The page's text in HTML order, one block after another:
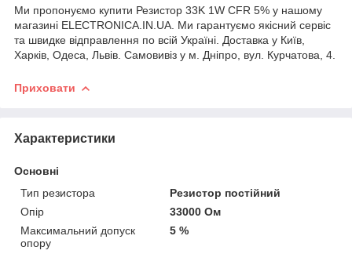
Ми пропонуємо купити Резистор 33K 1W CFR 5% у нашому
магазині ELECTRONICA.IN.UA. Ми гарантуємо якісний сервіс
та швидке відправлення по всій Україні. Доставка у Київ,
Харків, Одеса, Львів. Самовивіз у м. Дніпро, вул. Курчатова, 4.
Приховати
Характеристики
Основні
Тип резистора
Резистор постійний
Опір
33000 Ом
Максимальний допуск
опору
5 %